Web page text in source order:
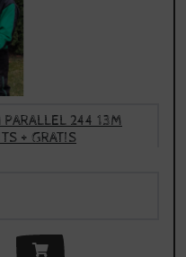
244 13M
+ GRATIS